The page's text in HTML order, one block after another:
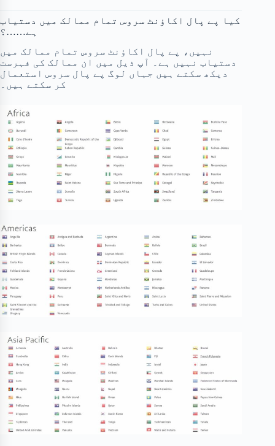
کیا پے پال اکاؤنٹ سروس تمام ممالک میں دستیاب
ہے……؟
نہیں، پے پال اکاؤنٹ سروس تمام ممالک میں
دستیاب نہیں ہے۔ آپ ذیل میں ان ممالک کی فہرست
دیکھ سکتے ہیں جہاں لوگ پے پال سروس استعمال
کر سکتے ہیں۔